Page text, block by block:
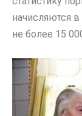
начисляются
не более 15